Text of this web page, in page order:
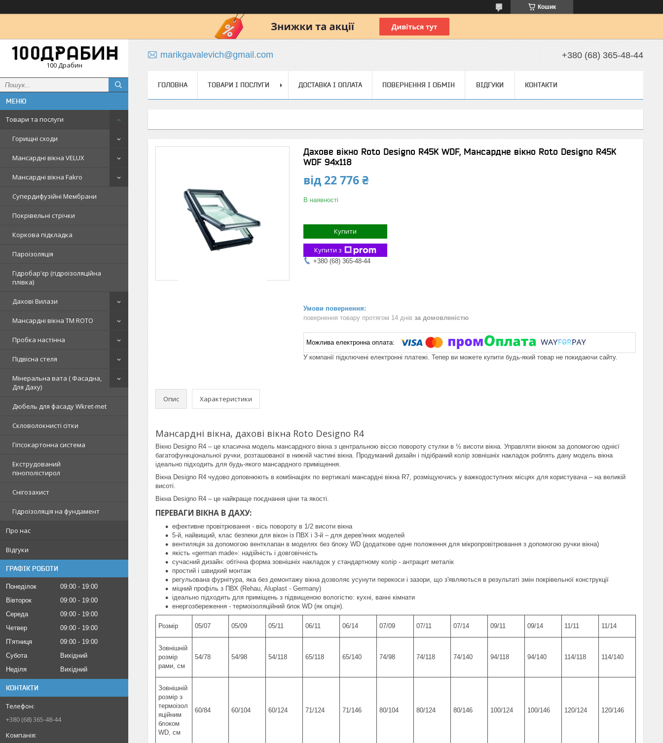
Кошик
100 Драбин
Товари та послуги
Горищні сходи
Мансардні вікна VELUX
Мансардні вікна Fakro
Супердифузійні Мембрани
Покрівельні стрічки
Коркова підкладка
Пароізоляція
Гідробар'єр (гідроізоляційна
плівка)
Дахові Вилази
Мансардні вікна TM ROTO
Пробка настінна
Підвісна стеля
Мінеральна вата ( Фасадна,
Для Даху)
Дюбель для фасаду Wkret-met
Скловолокнисті сітки
Гіпсокартонна система
Екструдований
пінополістирол
Снігозахист
Гідроізоляція на фундамент
Про нас
Відгуки
ГРАФІК РОБОТИ
Понеділок 09:00
19:00
Вівторок
09:00
19:00
Середа
09:00
19:00
Четвер
09:00
19:00
Пʼятниця
09:00
19:00
Субота
Вихідний
Неділя
Вихідний
КОНТАКТИ
+380 (68) 365-48-44
marikgavalevich@gmail.com +380 (68) 365-48-44
ГОЛОВНА ТОВАРИ І ПОСЛУГИ ДОСТАВКА І ОПЛАТА ПОВЕРНЕННЯ І ОБМІН ВІДГУКИ КОНТАКТИ
Дахове вікно Roto Designo R45K WDF, Мансардне вікно Roto Designo R45K
WDF 94x118
від 22 776 ₴
В наявності
Купити
Купити з
+380 (68) 365-48-44
повернення товару протягом 14 днів за домовленістю
У компанії підключені електронні платежі. Тепер ви можете купити будь-який товар не покидаючи сайту.
Опис Характеристики
Мансардні вікна, дахові вікна Roto Designo R4
Вікно Designo R4 – це класична модель мансардного вікна з центральною віссю повороту стулки в ½ висоти вікна. Управляти вікном за допомогою однієї
багатофункціональної ручки, розташованої в нижній частині вікна. Продуманий дизайн і підібраний колір зовнішніх накладок роблять дану модель вікна
ідеально підходить для будь-якого мансардного приміщення.
Вікна Designo R4 чудово доповнюють в комбінаціях по вертикалі мансардні вікна R7, розміщуючись у важкодоступних місцях для користувача – на великій
висоті.
Вікна Designo R4 – це найкраще поєднання ціни та якості.
ПЕРЕВАГИ ВІКНА В ДАХУ:
ефективне провітрювання - вісь повороту в 1/2 висоти вікна
5-й, найвищий, клас безпеки для вікон із ПВХ і 3-й – для дерев'яних моделей
вентиляція за допомогою вентклапан в моделях без блоку WD (додаткове одне положення для мікропровітрювання з допомогою ручки вікна)
якість «german made»: надійність і довговічність
сучасний дизайн: обтічна форма зовнішніх накладок у стандартному колір - антрацит металік
простий і швидкий монтаж
регульована фурнітура, яка без демонтажу вікна дозволяє усунути перекоси і зазори, що з'являються в результаті змін покрівельної конструкції
міцний профіль з ПВХ (Rehau, Aluplast - Germany)
ідеально підходить для приміщень з підвищеною вологістю: кухні, ванні кімнати
енергозбереження - термоізоляційний блок WD (як опція).
Розмір 05/07 05/09 05/11 06/11 06/14 07/09 07/11 07/14 09/11 09/14 11/11 11/14
Зовнішній
розмір
рами, см
54/78 54/98 54/118 65/118 65/140 74/98 74/118 74/140 94/118 94/140 114/118 114/140
Зовнішній
розмір з
термоізол
яційним
блоком
WD, см
60/84 60/104 60/124 71/124 71/146 80/104 80/124 80/146 100/124 100/146 120/124 120/146